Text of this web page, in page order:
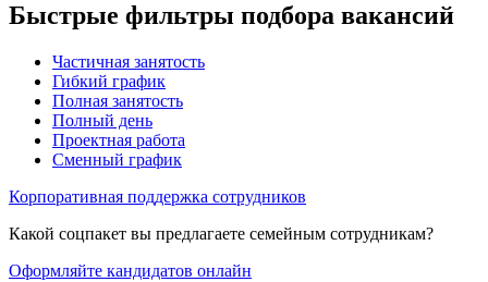
Быстрые фильтры подбора вакансий
Частичная занятость
Гибкий график
Полная занятость
Полный день
Проектная работа
Сменный график
Корпоративная поддержка сотрудников
Какой соцпакет вы предлагаете семейным сотрудникам?
Оформляйте кандидатов онлайн